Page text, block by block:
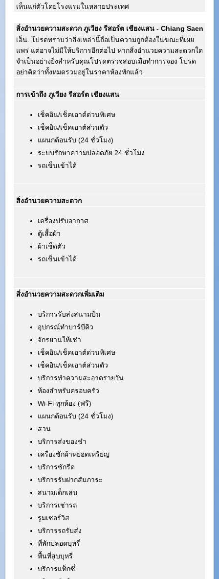
เห็นแก่ตัวโดยโรงแรมในหลายประเทศ
สิ่งอำนวยความสะดวก ภูเวียง รีสอร์ต เชียงแสน - Chiang Saen
เอ็น. โปรดทราบว่าสิ่งเหล่านี้ถือเป็นความถูกต้องในขณะที่เผย
แพร่ แต่อาจไม่มีให้บริการอีกต่อไป หากสิ่งอำนวยความสะดวกใด
จำเป็นอย่างยิ่งสำหรับคุณโปรดตรวจสอบเมื่อทำการจอง โปรด
อย่าคิดว่าทั้งหมดรวมอยู่ในราคาห้องพักแล้ว
การเข้าถึง ภูเวียง รีสอร์ต เชียงแสน
เช็คอิน/เช็คเอาต์ด่วนพิเศษ
เช็คอิน/เช็คเอาต์ส่วนตัว
แผนกต้อนรับ (24 ชั่วโมง)
ระบบรักษาความปลอดภัย 24 ชั่วโมง
รถเข็นเข้าได้
สิ่งอำนวยความสะดวก
เครื่องปรับอากาศ
ตู้เสื้อผ้า
ผ้าเช็ดตัว
รถเข็นเข้าได้
สิ่งอำนวยความสะดวกเพิ่มเติม
บริการรับส่งสนามบิน
อุปกรณ์ทำบาร์บีคิว
จักรยานให้เช่า
เช็คอิน/เช็คเอาต์ด่วนพิเศษ
เช็คอิน/เช็คเอาต์ส่วนตัว
บริการทำความสะอาดรายวัน
ห้องสำหรับครอบครัว
Wi-Fi ทุกห้อง (ฟรี)
แผนกต้อนรับ (24 ชั่วโมง)
สวน
บริการส่งของชำ
เครื่องซักผ้าหยอดเหรียญ
บริการซักรีด
บริการรับฝากสัมภาระ
สนามเด็กเล่น
บริการเช่ารถ
รูมเซอร์วิส
บริการรถรับส่ง
ที่พักปลอดบุหรี่
พื้นที่สูบบุหรี่
บริการแท็กซี่